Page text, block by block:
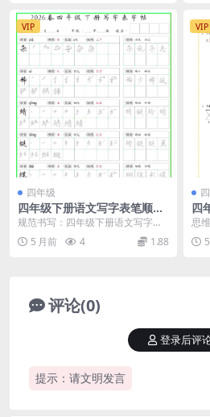
VIP
四年级
四年级下册语文写字表笔顺组
词字帖同步练习电子版资料
规范书写：四年级下册语文写字表
笔顺组词字帖同步指导 到了四年级
下学期，学生需要掌...
5 月前 4 1.88
VIP
四
图
思
项
学
评论(0)
提示：请文明发言
登录后评